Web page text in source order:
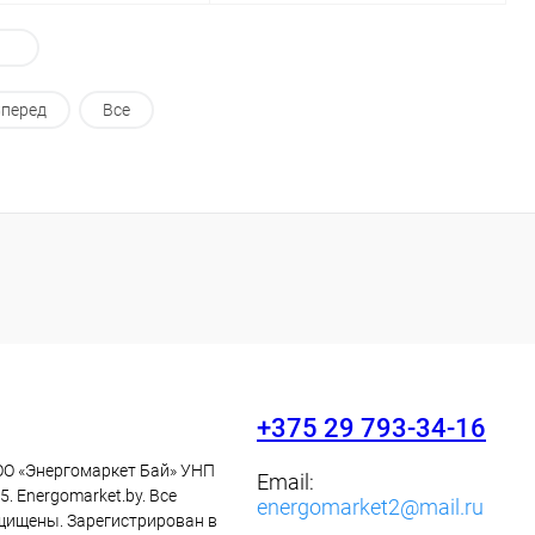
в 1 клик Сравнение
Все
«Энергомаркет Бай» УНП
Energomarket.by. Все
Зарегистрирован в
+375 29 793-34-16
Email:
energomarket2@mail.ru